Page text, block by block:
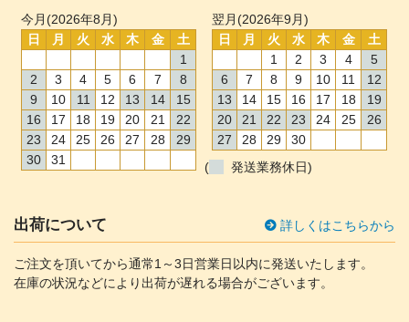
今月(2026年8月)
日
月 火 水 木 金
土
1
2
3 4 5 6 7
8
9
10 11 12 13 14
15
16
17 18 19 20 21
22
23
24 25 26 27 28
29
30
31
翌月(2026年9月)
日
月 火 水 木 金
土
1
2 3 4
5
6
7 8 9 10 11
12
13
14 15 16 17 18
19
20
21 22 23 24 25
26
27
28 29
30
(
発送業務休日)
出荷について 詳しくはこちらから
ご注文を頂いてから通常1～3日営業日以内に発送いたします。
在庫の状況などにより出荷が遅れる場合がございます。